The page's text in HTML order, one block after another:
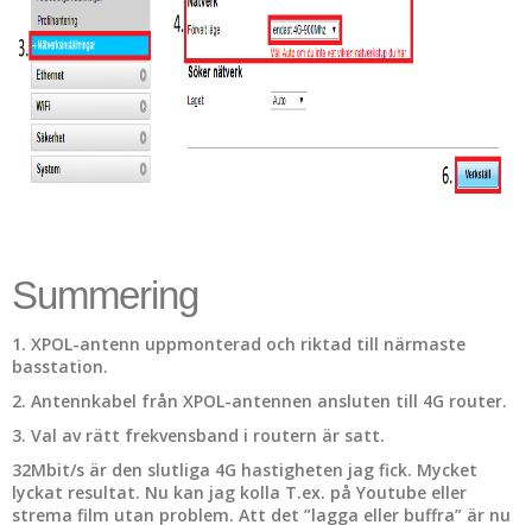
Summering
1. XPOL-antenn uppmonterad och riktad till närmaste
basstation.
2. Antennkabel från XPOL-antennen ansluten till 4G router.
3. Val av rätt frekvensband i routern är satt.
32Mbit/s är den slutliga 4G hastigheten jag fick. Mycket
lyckat resultat. Nu kan jag kolla T.ex. på Youtube eller
strema film utan problem. Att det ”lagga eller buffra” är nu